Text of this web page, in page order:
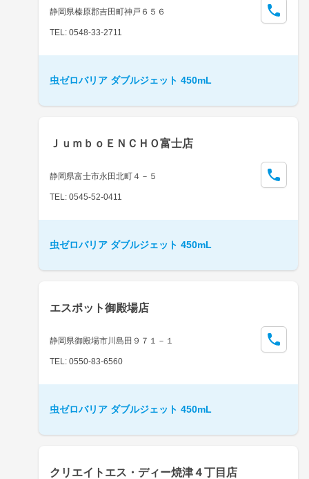
静岡県榛原郡吉田町神戸６５６
TEL: 0548-33-2711
虫ゼロバリア ダブルジェット 450mL
ＪｕｍｂｏＥＮＣＨＯ富士店
静岡県富士市永田北町４－５
TEL: 0545-52-0411
虫ゼロバリア ダブルジェット 450mL
エスポット御殿場店
静岡県御殿場市川島田９７１－１
TEL: 0550-83-6560
虫ゼロバリア ダブルジェット 450mL
クリエイトエス・ディー焼津４丁目店